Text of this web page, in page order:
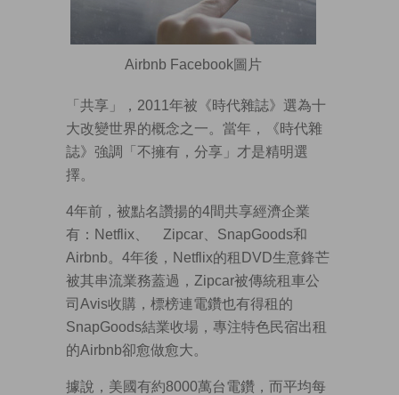
Airbnb Facebook圖片
「共享」，2011年被《時代雜誌》選為十
大改變世界的概念之一。當年，《時代雜
誌》強調「不擁有，分享」才是精明選
擇。
4年前，被點名讚揚的4間共享經濟企業
有：Netflix、 Zipcar、SnapGoods和
Airbnb。4年後，Netflix的租DVD生意鋒芒
被其串流業務蓋過，Zipcar被傳統租車公
司Avis收購，標榜連電鑽也有得租的
SnapGoods結業收場，專注特色民宿出租
的Airbnb卻愈做愈大。
據說，美國有約8000萬台電鑽，而平均每